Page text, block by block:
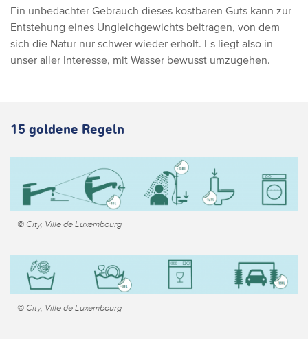
Ein unbedachter Gebrauch dieses kostbaren Guts kann zur
Entstehung eines Ungleichgewichts beitragen, von dem
sich die Natur nur schwer wieder erholt. Es liegt also in
unser aller Interesse, mit Wasser bewusst umzugehen.
15 goldene Regeln
© City, Ville de Luxembourg
© City, Ville de Luxembourg